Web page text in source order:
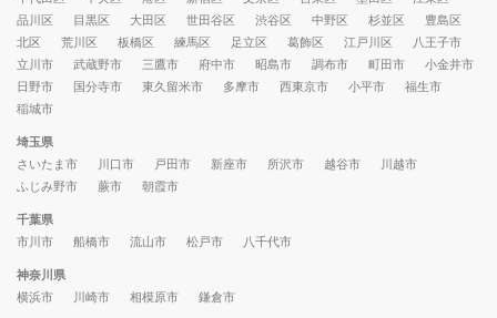
品川区
目黒区 大田区 世田谷区 渋谷区 中野区 杉並区
豊島区
北区
荒川区 板橋区 練馬区 足立区 葛飾区 江戸川区
八王子市
立川市
武蔵野市 三鷹市 府中市 昭島市 調布市 町田市
小金井市
日野市
国分寺市 東久留米市 多摩市 西東京市 小平市
福生市
稲城市
埼玉県
さいたま市
川口市 戸田市 新座市 所沢市 越谷市
川越市
ふじみ野市
蕨市 朝霞市
千葉県
市川市
船橋市 流山市 松戸市 八千代市
神奈川県
横浜市
川崎市 相模原市 鎌倉市